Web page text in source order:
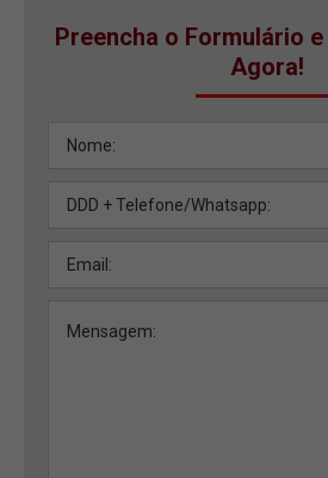
Preencha o Formulário
Agora!